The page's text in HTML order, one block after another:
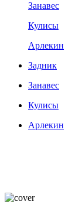
Занавес
Кулисы
Арлекин
Задник
Занавес
Кулисы
Арлекин